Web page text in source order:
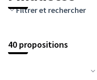
Filtrer et rechercher
40 propositions